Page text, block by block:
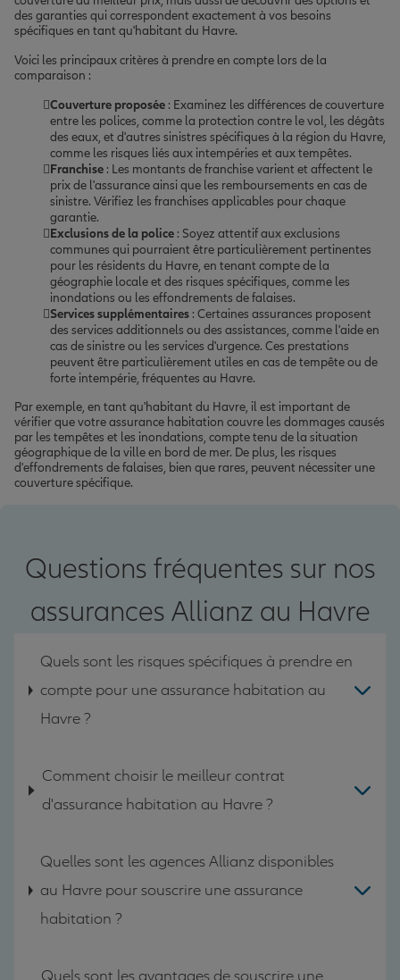
des garanties qui correspondent exactement à vos besoins
spécifiques en tant qu'habitant du Havre.
Voici les principaux critères à prendre en compte lors de la
comparaison :
Couverture proposée : Examinez les différences de couverture
entre les polices, comme la protection contre le vol, les dégâts
des eaux, et d'autres sinistres spécifiques à la région du Havre,
comme les risques liés aux intempéries et aux tempêtes.
Franchise : Les montants de franchise varient et affectent le
prix de l'assurance ainsi que les remboursements en cas de
sinistre. Vérifiez les franchises applicables pour chaque
garantie.
Exclusions de la police : Soyez attentif aux exclusions
communes qui pourraient être particulièrement pertinentes
pour les résidents du Havre, en tenant compte de la
géographie locale et des risques spécifiques, comme les
inondations ou les effondrements de falaises.
Services supplémentaires : Certaines assurances proposent
des services additionnels ou des assistances, comme l'aide en
cas de sinistre ou les services d'urgence. Ces prestations
peuvent être particulièrement utiles en cas de tempête ou de
forte intempérie, fréquentes au Havre.
Par exemple, en tant qu'habitant du Havre, il est important de
vérifier que votre assurance habitation couvre les dommages causés
par les tempêtes et les inondations, compte tenu de la situation
géographique de la ville en bord de mer. De plus, les risques
d'effondrements de falaises, bien que rares, peuvent nécessiter une
couverture spécifique.
Questions fréquentes sur nos
assurances Allianz au Havre
Quels sont les risques spécifiques à prendre en
compte pour une assurance habitation au
Havre ?
Comment choisir le meilleur contrat
d'assurance habitation au Havre ?
Quelles sont les agences Allianz disponibles
au Havre pour souscrire une assurance
habitation ?
Quels sont les avantages de souscrire une